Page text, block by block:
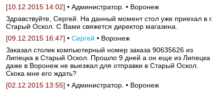
[10.12.2015 14:02] • Администратор. • Воронеж
Здравствуйте, Сергей. На данный момент стол уже приехал в г.
Старый Оскол. С Вами свяжется директор магазина.
[09.12.2015 16:47] • Сергей • Воронеж
Заказал столик компьютерный номер заказа 90635626 из
Липецка в Старый Оскол. Прошло 9 дней а он еще из Липецка
даже в Воронеж не выезжал для отправки в Старый Оскол.
Скока мне его ждать?
[02.12.2015 13:55] • Администратор. • Воронеж